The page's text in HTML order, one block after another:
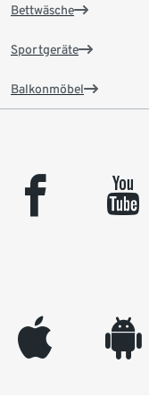
Bettwäsche
Sportgeräte
Balkonmöbel
facebook youtube
appleinc android